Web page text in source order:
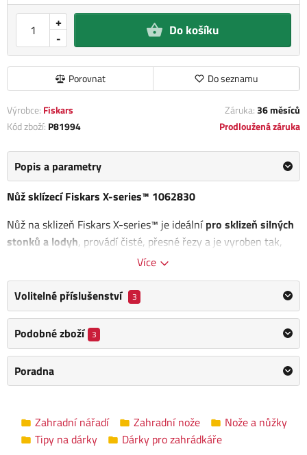
-
+ Do košíku
Porovnat Do seznamu
Výrobce: Fiskars Záruka:36 měsíců
Kód zboží: P81994 Prodloužená záruka
Popis a parametry
Nůž sklízecí Fiskars X-series™ 1062830
Nůž na sklizeň Fiskars X-series™ je ideálnípro sklizeň silných
stonků a lodyh, provádí čisté, přesné řezy a je vyroben tak,
aby vydržel co nejdéle. Jeho precizně broušená čepel z
část pro řezání vláknitými stonky.
Prodloužený třmenzvyšuje odolnost, zatímco ergonomická
rukojeť poskytuje pohodlí a kontrolu. Přiložený obal z tvrdého
plastu s poutkem na opasek je vhodný pro skladování a
bezpečnou přepravu.
Rozměr (d x š x v): 3,8 x 7 x 34,6 cm
Výhody:
Více
Volitelné příslušenství 3
Podobné zboží 3
Poradna
Zahradní nářadí Zahradní nože
Nože a nůžky
Tipy na dárky
Dárky pro zahrádkáře